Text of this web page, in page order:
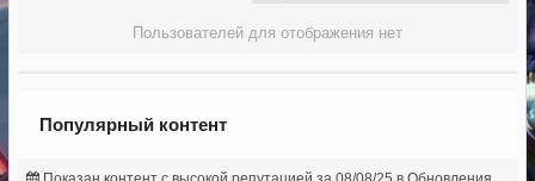
Пользователей для отображения нет
Популярный контент